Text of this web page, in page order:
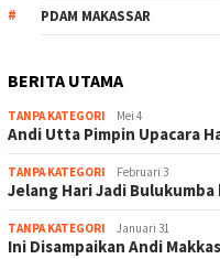
PDAM MAKASSAR
BERITA UTAMA
TANPA KATEGORI Mei 4
Andi Utta Pimpin Upacara
TANPA KATEGORI Februari 3
Jelang Hari Jadi
TANPA KATEGORI Januari 31
Ini Disampaikan Andi